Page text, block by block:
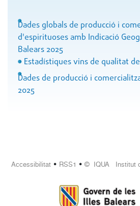
Dades globals de producció i
d'espirituoses amb Indicació
Balears 2025
Estadístiques vins de qualitat
Dades de producció i
2025
Accessibilitat• RSS1 • © IQUA Institut